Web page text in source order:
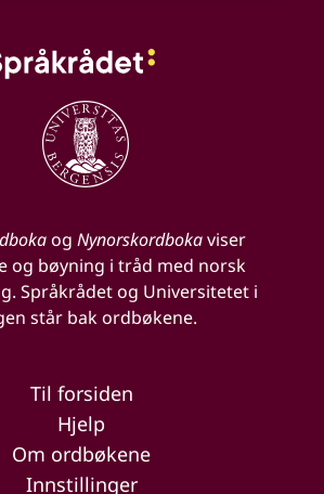
og Nynorskordbokaviser
og bøyning i tråd med norsk
Språkrådet og Universitetet i
står bak ordbøkene.
Til forsiden
Hjelp
Om ordbøkene
Innstillinger